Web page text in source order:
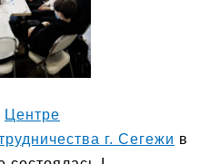
Центре
г. Сегежи в